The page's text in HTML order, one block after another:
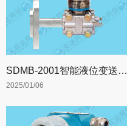
SDMB-2001智能液位变送器【2001TL1】
2025/01/06